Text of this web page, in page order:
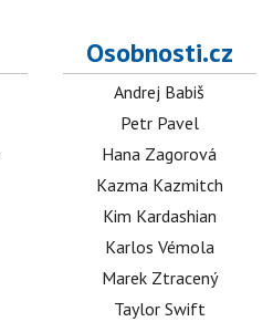
Osobnosti.cz
Andrej Babiš
Petr Pavel
Hana Zagorová
Kazma Kazmitch
Kim Kardashian
Karlos Vémola
Marek Ztracený
Taylor Swift